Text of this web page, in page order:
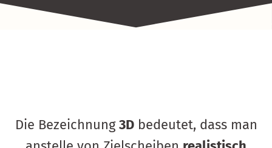
Die Bezeichnung3Dbedeutet, dass man